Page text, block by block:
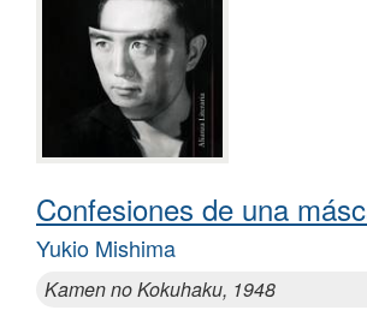
Confesiones de una
Yukio Mishima
Kamen no Kokuhaku, 1948